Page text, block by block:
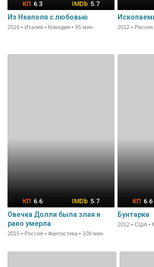
6.3 5.7
Из Неаполя с любовью
2016 • Италия • Комедия • 95 мин. 2012 •
6.6 5.7
Овечка Долли была злая и
рано умерла
2015 • Россия • Фантастика • 109 мин.
6.6
Бунтарка
2012 • США •